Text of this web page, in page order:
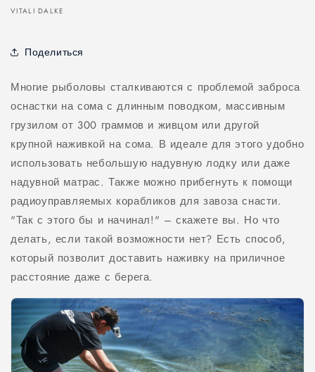
VITALI DALKE
Поделиться
Многие рыболовы сталкиваются с проблемой заброса
оснастки на сома с длинным поводком, массивным
грузилом от 300 граммов и живцом или другой
крупной наживкой на сома. В идеале для этого удобно
использовать небольшую надувную лодку или даже
надувной матрас. Также можно прибегнуть к помощи
радиоуправляемых корабликов для завоза снасти.
"Так с этого бы и начинал!" – скажете вы. Но что
делать, если такой возможности нет? Есть способ,
который позволит доставить наживку на приличное
расстояние даже с берега.